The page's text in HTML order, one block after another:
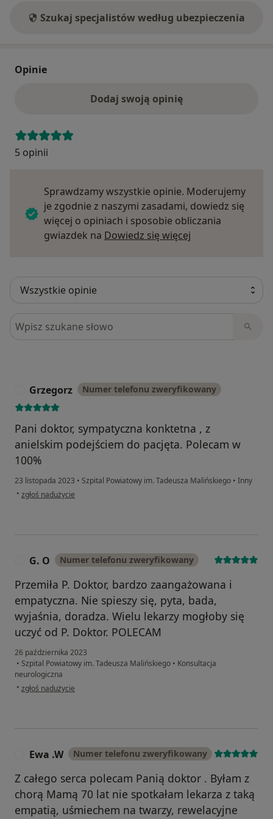
Szukaj specjalistów według ubezpieczenia
Opinie
Dodaj swoją opinię
5 opinii
Sprawdzamy wszystkie opinie. Moderujemy
je zgodnie z naszymi zasadami, dowiedz się
więcej o opiniach i sposobie obliczania
gwiazdek na Dowiedz się więcej
Szukaj w opiniach
Grzegorz Numer telefonu zweryfikowany
Pani doktor, sympatyczna konktetna , z
anielskim podejściem do pacjęta. Polecam w
100%
23 listopada 2023 • Szpital Powiatowy im. Tadeusza Malińskiego • Inny
• w opinii użytkownika Grzegorz
zgłoś nadużycie
G. O Numer telefonu zweryfikowany
Przemiła P. Doktor, bardzo zaangażowana i
empatyczna. Nie spieszy się, pyta, bada,
wyjaśnia, doradza. Wielu lekarzy mogłoby się
uczyć od P. Doktor. POLECAM
26 października 2023
• Szpital Powiatowy im. Tadeusza Malińskiego • Konsultacja
neurologiczna
• w opinii użytkownika G. O
zgłoś nadużycie
Ewa .W Numer telefonu zweryfikowany
Z całego serca polecam Panią doktor . Byłam z
chorą Mamą 70 lat nie spotkałam lekarza z taką
empatią, uśmiechem na twarzy, rewelacyjne